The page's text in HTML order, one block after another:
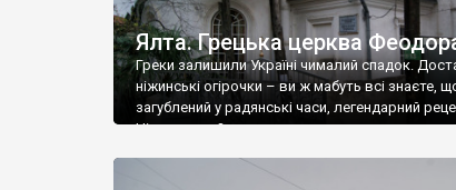
Ялта. Грецька церква
Греки залишили Україні чималий спадок.
ніжинські огірочки – ви ж мабуть всі знаєте,
загублений у радянські часи, легендарний
Ніжин греки?